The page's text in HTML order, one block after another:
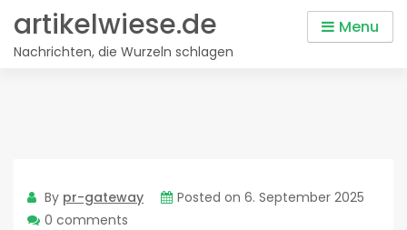
content
artikelwiese.de
Nachrichten, die Wurzeln schlagen
Menu
By pr-gateway Posted on 6. September 2025
0 comments